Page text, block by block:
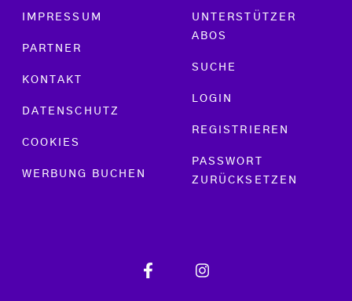
Footer menu
IMPRESSUM
PARTNER
KONTAKT
DATENSCHUTZ
COOKIES
WERBUNG BUCHEN
UNTERSTÜTZER
ABOS
SUCHE
LOGIN
REGISTRIEREN
PASSWORT
ZURÜCKSETZEN